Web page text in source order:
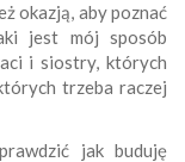
okazją, aby poznać
jest mój sposób
i siostry, których
trzeba raczej
jak buduję